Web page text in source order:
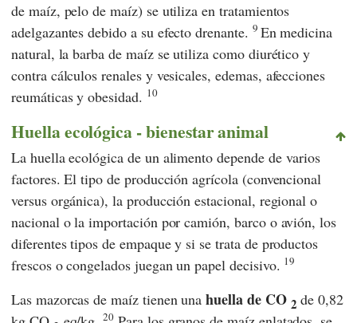
de maíz, pelo de maíz) se utiliza en tratamientos
adelgazantes debido a su efecto drenante. 9 En medicina
natural, la barba de maíz se utiliza como diurético y
contra cálculos renales y vesicales, edemas, afecciones
reumáticas y obesidad. 10
Huella ecológica - bienestar animal
La huella ecológica de un alimento depende de varios
factores. El tipo de producción agrícola (convencional
versus orgánica), la producción estacional, regional o
nacional o la importación por camión, barco o avión, los
diferentes tipos de empaque y si se trata de productos
frescos o congelados juegan un papel decisivo. 19
Las mazorcas de maíz tienen unahuella de CO 2 de 0,82
20